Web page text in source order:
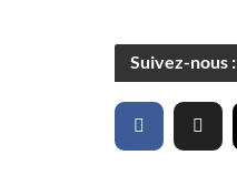
Suivez-nous :